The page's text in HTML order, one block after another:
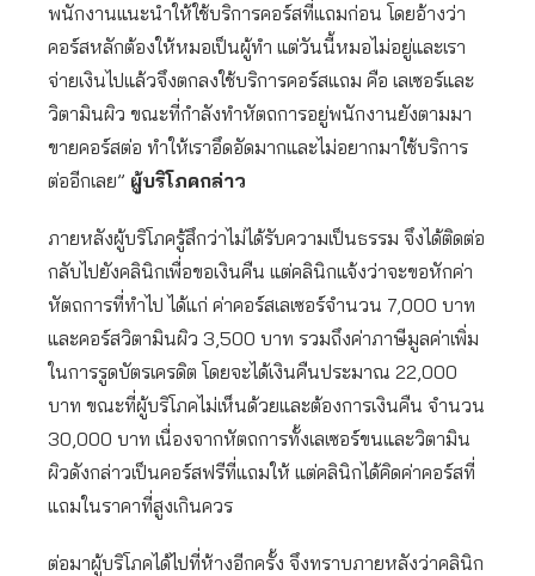
พนักงานแนะนำให้ใช้บริการคอร์สที่แถมก่อน โดยอ้างว่า
คอร์สหลักต้องให้หมอเป็นผู้ทำ แต่วันนี้หมอไม่อยู่และเรา
จ่ายเงินไปแล้วจึงตกลงใช้บริการคอร์สแถม คือ เลเซอร์และ
วิตามินผิว ขณะที่กำลังทำหัตถการอยู่พนักงานยังตามมา
ขายคอร์สต่อ ทำให้เราอึดอัดมากและไม่อยากมาใช้บริการ
ต่ออีกเลย” ผู้บริโภคกล่าว
ภายหลังผู้บริโภครู้สึกว่าไม่ได้รับความเป็นธรรม จึงได้ติดต่อ
กลับไปยังคลินิกเพื่อขอเงินคืน แต่คลินิกแจ้งว่าจะขอหักค่า
หัตถการที่ทำไป ได้แก่ ค่าคอร์สเลเซอร์จำนวน 7,000 บาท
และคอร์สวิตามินผิว 3,500 บาท รวมถึงค่าภาษีมูลค่าเพิ่ม
ในการรูดบัตรเครดิต โดยจะได้เงินคืนประมาณ 22,000
บาท ขณะที่ผู้บริโภคไม่เห็นด้วยและต้องการเงินคืน จำนวน
30,000 บาท เนื่องจากหัตถการทั้งเลเซอร์ขนและวิตามิน
ผิวดังกล่าวเป็นคอร์สฟรีที่แถมให้ แต่คลินิกได้คิดค่าคอร์สที่
แถมในราคาที่สูงเกินควร
ต่อมาผู้บริโภคได้ไปที่ห้างอีกครั้ง จึงทราบภายหลังว่าคลินิก